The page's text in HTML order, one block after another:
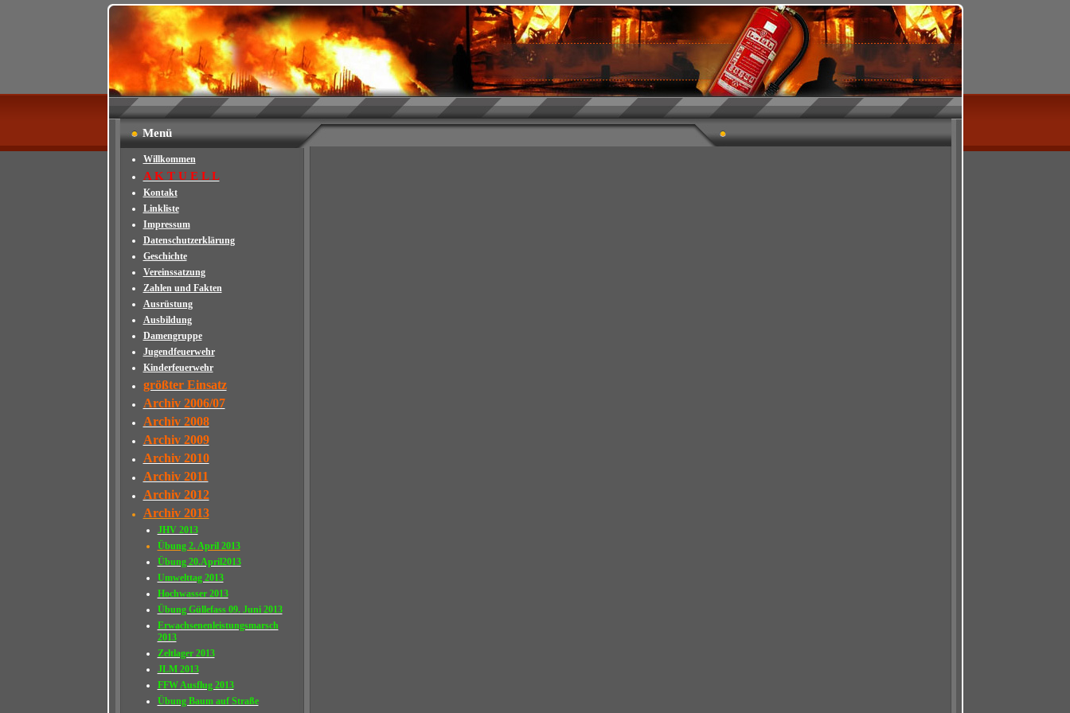
Menü
Willkommen
A K T U E L L
Kontakt
Linkliste
Impressum
Datenschutzerklärung
Geschichte
Vereinssatzung
Zahlen und Fakten
Ausrüstung
Ausbildung
Damengruppe
Jugendfeuerwehr
Kinderfeuerwehr
größter Einsatz
Archiv 2006/07
Archiv 2008
Archiv 2009
Archiv 2010
Archiv 2011
Archiv 2012
Archiv 2013
JHV 2013
Übung 2. April 2013
Übung 20.April2013
Umwelttag 2013
Hochwasser 2013
Übung Güllefass 09. Juni 2013
Erwachsenenleistungsmarsch
2013
Zeltlager 2013
JLM 2013
FFW Ausflug 2013
Übung Baum auf Straße